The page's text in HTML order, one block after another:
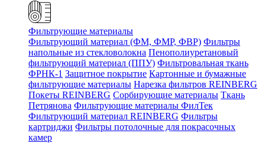
Фильтрующие материалы
Фильтрующий материал (ФМ, ФМР, ФВР) Фильтры
напольные из стекловолокна Пенополиуретановый
фильтрующий материал (ППУ) Фильтровальная ткань
ФРНК-1 Защитное покрытие Картонные и бумажные
фильтрующие материалы Нарезка фильтров REINBERG
Покеты REINBERG Сорбирующие материалы Ткань
Петрянова Фильтрующие материалы ФилТек
Фильтрующий материал REINBERG Фильтры
картриджи Фильтры потолочные для покрасочных
камер